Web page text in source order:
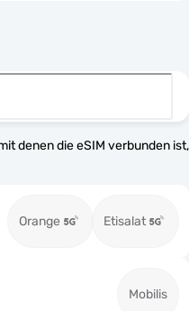
denen die eSIM verbunden ist,
Orange Etisalat
Mobilis